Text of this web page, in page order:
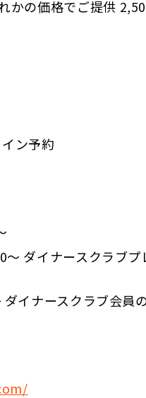
かの価格でご提供
ン予約
ダイナースクラブ
イナースクラブ会員